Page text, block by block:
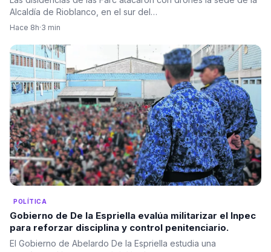
Alcaldía de Rioblanco, en el sur del…
Hace 8h·3 min
POLÍTICA
Gobierno de De la Espriella evalúa militarizar el Inpec
para reforzar disciplina y control penitenciario.
El Gobierno de Abelardo De la Espriella estudia una